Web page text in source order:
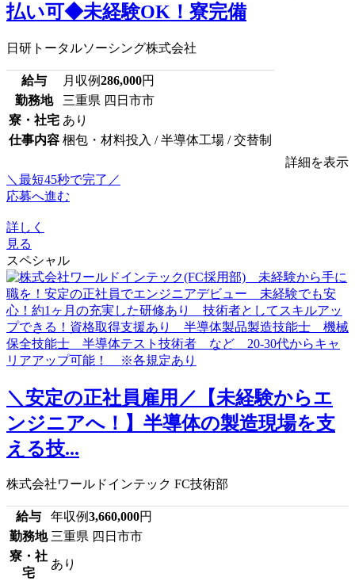
払い可◆未経験OK！寮完備
日研トータルソーシング株式会社
給与 月収例286,000円
勤務地
三重県 四日市市
寮・社宅 あり
仕事内容 梱包・材料投入 / 半導体工場 / 交替制
詳細を表示
＼最短45秒で完了／
応募へ進む
詳しく
見る
スペシャル
＼安定の正社員雇用／【未経験からエ
ンジニアへ！】半導体の製造現場を支
える技...
株式会社ワールドインテック FC技術部
給与 年収例3,660,000円
勤務地 三重県 四日市市
寮・社
宅
あり